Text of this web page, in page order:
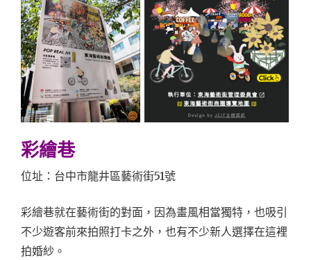
彩繪巷
位址：台中市龍井區藝術街51號
彩繪巷就在藝術街的對面，因為畫風相當獨特，也吸引
不少遊客前來拍照打卡之外，也有不少新人選擇在這裡
拍婚紗。